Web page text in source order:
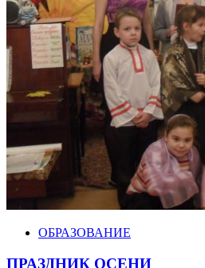
ОБРАЗОВАНИЕ
ПРАЗДНИК ОСЕНИ